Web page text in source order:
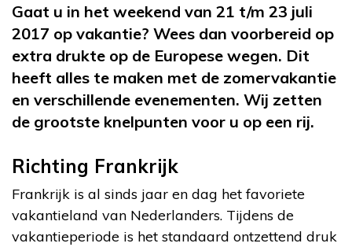
Gaat u in het weekend van 21 t/m 23 juli
2017 op vakantie? Wees dan voorbereid op
extra drukte op de Europese wegen. Dit
heeft alles te maken met de zomervakantie
en verschillende evenementen. Wij zetten
de grootste knelpunten voor u op een rij.
Richting Frankrijk
Frankrijk is al sinds jaar en dag het favoriete
vakantieland van Nederlanders. Tijdens de
vakantieperiode is het standaard ontzettend druk